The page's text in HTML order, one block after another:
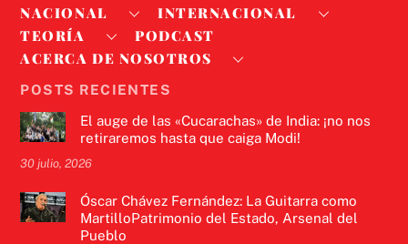
NACIONAL
INTERNACIONAL
TEORÍA
PODCAST
ACERCA DE NOSOTROS
POSTS RECIENTES
El auge de las «Cucarachas» de India: ¡no nos
retiraremos hasta que caiga Modi!
30 julio, 2026
Óscar Chávez Fernández: La Guitarra como
MartilloPatrimonio del Estado, Arsenal del
Pueblo